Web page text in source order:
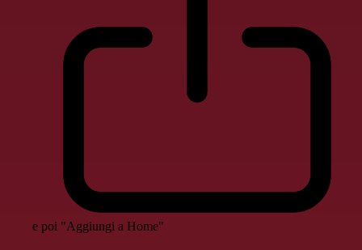
e poi "Aggiungi a Home"